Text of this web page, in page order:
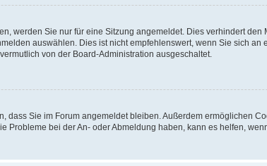
werden Sie nur für eine Sitzung angemeldet. Dies verhindert
auswählen. Dies ist nicht empfehlenswert, wenn Sie sich
von der Board-Administration ausgeschaltet.
dass Sie im Forum angemeldet bleiben. Außerdem ermöglichen
Probleme bei der An- oder Abmeldung haben, kann es helfen,